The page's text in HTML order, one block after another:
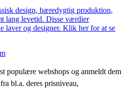
design, bæredygtig produktion,
lang levetid. Disse værdier
laver og designer. Klik her for at se
populære webshops og anmeldt dem
bl.a. deres prisniveau,